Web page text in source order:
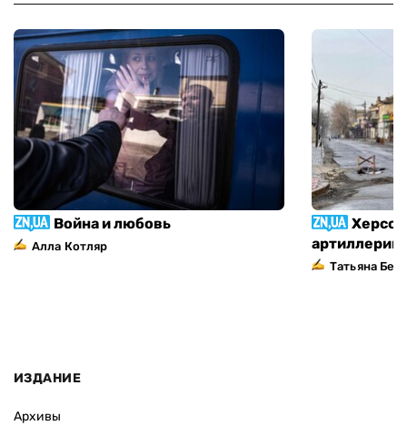
Война и любовь
Алла Котляр
Татьяна
ИЗДАНИЕ
Архивы